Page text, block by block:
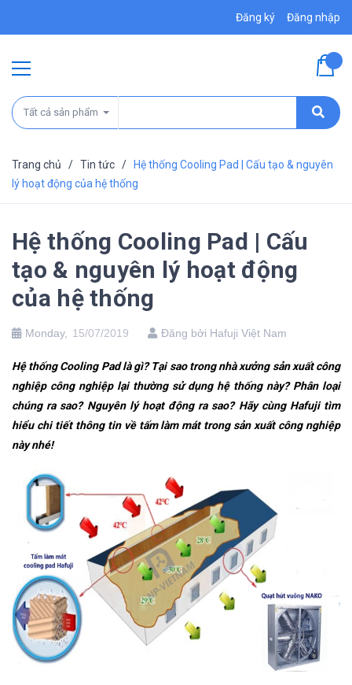
Đăng ký Đăng nhập
Tất cả sản phẩm
Trang chủ / Tin tức /
Hệ thống Cooling Pad | Cấu tạo & nguyên
lý hoạt động của hệ thống
Hệ thống Cooling Pad | Cấu
tạo & nguyên lý hoạt động
của hệ thống
Monday, 15/07/2019 Đăng bởi Hafuji Việt Nam
Hệ thống Cooling Pad là gì? Tại sao trong nhà xưởng sản xuất công
nghiệp công nghiệp lại thường sử dụng hệ thống này? Phân loại
chúng ra sao? Nguyên lý hoạt động ra sao? Hãy cùng Hafuji tìm
hiểu chi tiết thông tin về tấm làm mát trong sản xuất công nghiệp
này nhé!